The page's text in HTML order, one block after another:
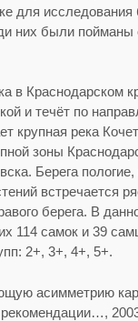
для
них были
в Краснодарском
и течёт по
крупная река
зоны
Берега
встречается
берега. В
114 самок и 39
2+, 3+, 4+, 5+.
асимметрию